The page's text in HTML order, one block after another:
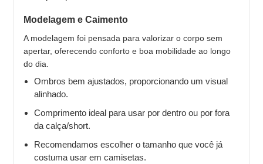
Modelagem e Caimento
A modelagem foi pensada para valorizar o corpo sem
apertar, oferecendo conforto e boa mobilidade ao longo
do dia.
Ombros bem ajustados, proporcionando um visual
alinhado.
Comprimento ideal para usar por dentro ou por fora
da calça/short.
Recomendamos escolher o tamanho que você já
costuma usar em camisetas.